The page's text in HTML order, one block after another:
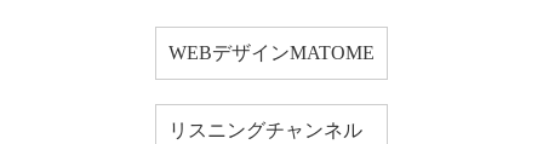
WEBデザインMATOME
リスニングチャンネル